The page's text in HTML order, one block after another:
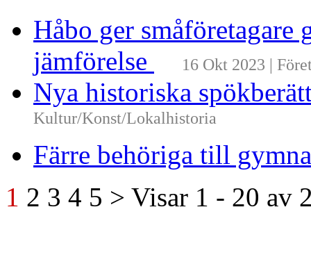
Håbo ger
jämförelse
16 Okt 2023 |
Nya historiska
Kultur/Konst/Lokalhistoria
Färre behöriga till
1 2 3 4 5 > Visar 1 - 20 av